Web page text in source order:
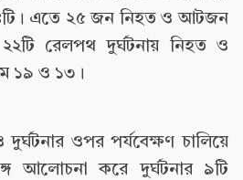
এতে ২৫ জন নিহত ও আটজন
রেলপথ দুর্ঘটনায় নিহত ও
১৯ ও ১৩।
ওপর পর্যবেক্ষণ চালিয়ে
আলোচনা করে দুর্ঘটনার ৯টি